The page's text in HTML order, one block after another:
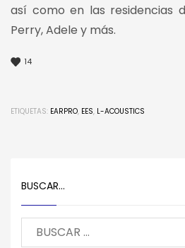
así como en las residencias
Perry, Adele y más.
14
ETIQUETAS: EARPRO, EES, L-ACOUSTICS
BUSCAR…